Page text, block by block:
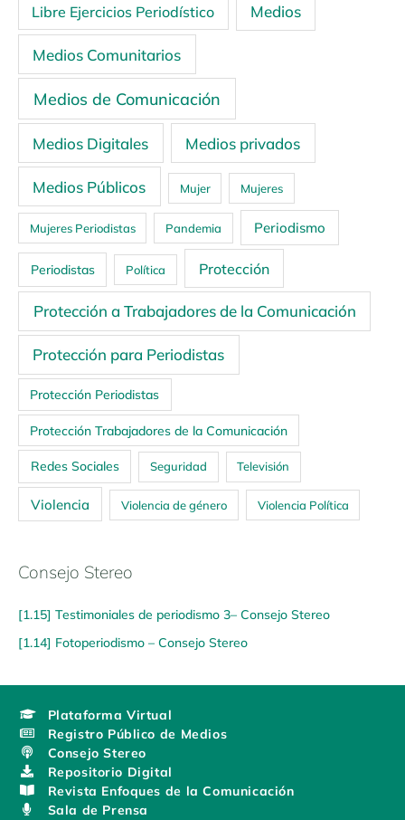
Libre Ejercicios Periodístico Medios
Medios Comunitarios
Medios de Comunicación
Medios Digitales Medios privados
Medios Públicos Mujer Mujeres
Mujeres Periodistas Pandemia Periodismo
Periodistas Política Protección
Protección a Trabajadores de la Comunicación
Protección para Periodistas
Protección Periodistas
Protección Trabajadores de la Comunicación
Redes Sociales Seguridad Televisión
Violencia Violencia de género Violencia Política
Consejo Stereo
[1.15] Testimoniales de periodismo 3– Consejo Stereo
[1.14] Fotoperiodismo – Consejo Stereo
Plataforma Virtual
Registro Público de Medios
Consejo Stereo
Repositorio Digital
Revista Enfoques de la Comunicación
Sala de Prensa